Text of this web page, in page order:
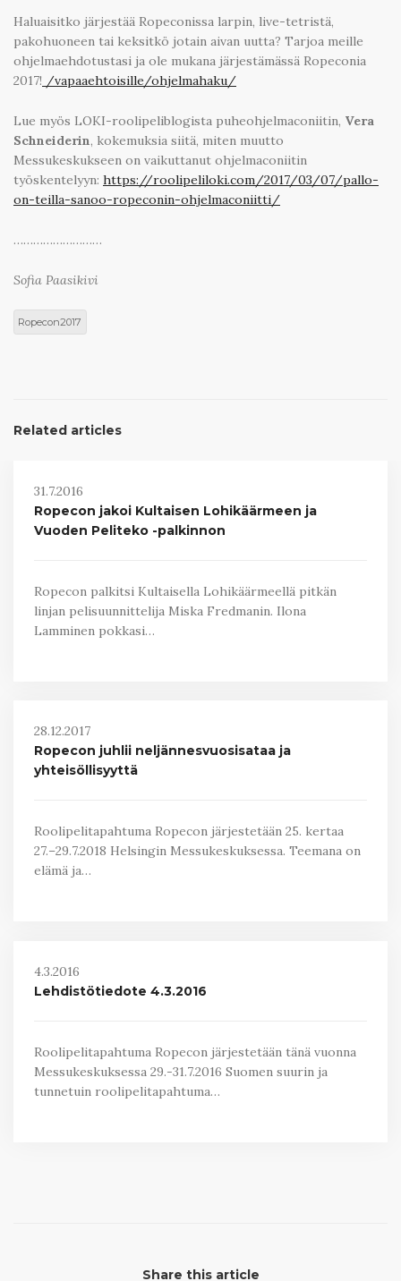
Haluaisitko järjestää Ropeconissa larpin, live-tetristä,
pakohuoneen tai keksitkö jotain aivan uutta? Tarjoa meille
ohjelmaehdotustasi ja ole mukana järjestämässä Ropeconia
2017! /vapaaehtoisille/ohjelmahaku/
Lue myös LOKI-roolipeliblogista puheohjelmaconiitin, Vera
Schneiderin, kokemuksia siitä, miten muutto
Messukeskukseen on vaikuttanut ohjelmaconiitin
työskentelyyn: https://roolipeliloki.com/2017/03/07/pallo-
on-teilla-sanoo-ropeconin-ohjelmaconiitti/
………………………
Sofia Paasikivi
Ropecon2017
Related articles
31.7.2016
Ropecon jakoi Kultaisen Lohikäärmeen ja
Vuoden Peliteko -palkinnon
Ropecon palkitsi Kultaisella Lohikäärmeellä pitkän
linjan pelisuunnittelija Miska Fredmanin. Ilona
Lamminen pokkasi…
28.12.2017
Ropecon juhlii neljännesvuosisataa ja
yhteisöllisyyttä
Roolipelitapahtuma Ropecon järjestetään 25. kertaa
27.–29.7.2018 Helsingin Messukeskuksessa. Teemana on
elämä ja…
4.3.2016
Lehdistötiedote 4.3.2016
Roolipelitapahtuma Ropecon järjestetään tänä vuonna
Messukeskuksessa 29.-31.7.2016 Suomen suurin ja
tunnetuin roolipelitapahtuma…
Share this article